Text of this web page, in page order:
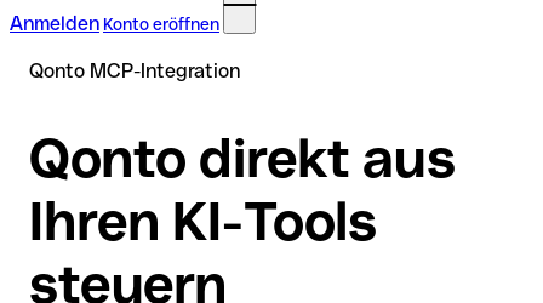
Anmelden Konto eröffnen
Qonto MCP-Integration
Qonto direkt aus
Ihren KI-Tools
steuern